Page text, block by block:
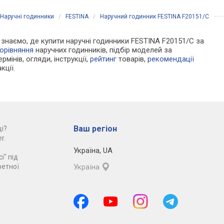
Наручні годинники / FESTINA/ Наручний годинник FESTINA F20151/C
де купити наручні годинники FESTINA F20151/C за
наручних годинників, підбір моделей за
огляди, інструкції,рейтинг товарів,рекомендації
під
Ваш регіон
Україна, UA
Україна